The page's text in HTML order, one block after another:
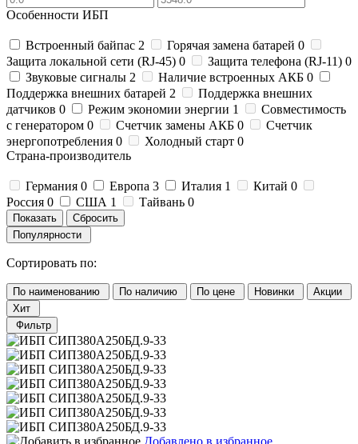
Особенности ИБП
Встроенный байпас 2 Горячая замена батарей 0
Защита локальной сети (RJ-45) 0 Защита телефона (RJ-11) 0
Звуковые сигналы 2 Наличие встроенных АКБ 0
Поддержка внешних батарей 2
Поддержка внешних
датчиков 0 Режим экономии энергии 1
Совместимость
с генератором 0 Счетчик замены АКБ 0
Счетчик
энергопотребления 0 Холодный старт 0
Страна-производитель
Германия 0 Европа 3 Италия 1 Китай 0
Россия 0 США 1 Тайвань 0
Популярности
Сортировать по:
По наименованию По наличию По цене Новинки
Акции
Хит
Фильтр
Добавлено в избранное